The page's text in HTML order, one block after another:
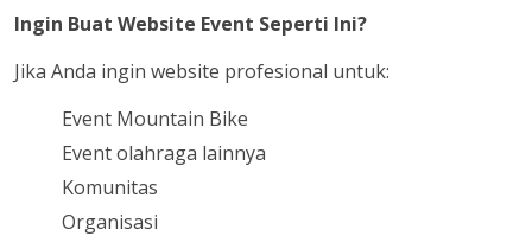
Ingin Buat Website Event Seperti Ini?
Jika Anda ingin website profesional untuk:
Event Mountain Bike
Event olahraga lainnya
Komunitas
Organisasi